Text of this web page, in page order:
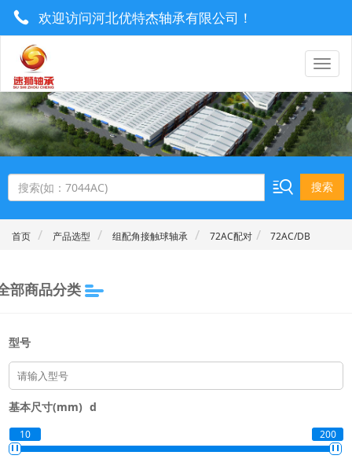
欢迎访问河北优特杰轴承有限公司！
0319-8577222 / 13930921506 utrgebearing@163.com
搜索
首页 产品选型 组配角接触球轴承 72AC配对 72AC/DB
部商品分类
型号
基本尺寸(mm) d
10 200